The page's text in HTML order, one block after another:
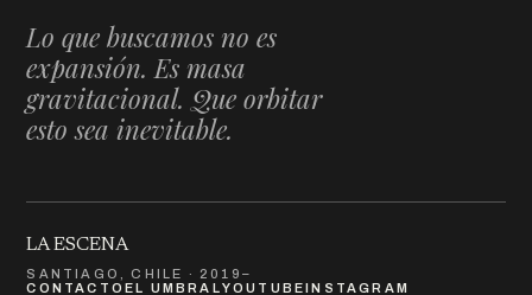
Lo que buscamos no es
expansión. Es masa
gravitacional. Que orbitar
esto sea inevitable.
LA ESCENA
SANTIAGO, CHILE · 2019–
CONTACTO EL UMBRALYOUTUBEINSTAGRAM